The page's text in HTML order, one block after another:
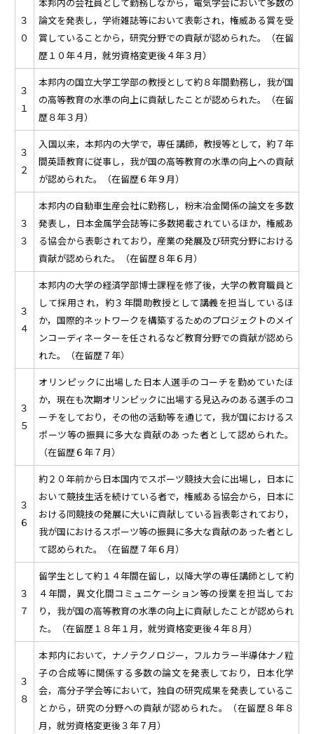
３
０
論文を発表し，学術雑誌等において表彰され，権威ある賞を受
賞していることから，研究分野での貢献が認められた。（在留
歴１０年４月，就労資格変更後４年３月）
３
１
本邦内の国立大学工学部の教授として約８年間勤務し，我が国
の高等教育の水準の向上に貢献したことが認められた。（在留
歴８年３月）
３
２
入国以来，本邦内の大学で，専任講師，教授等として，約７年
間英語教育に従事し，我が国の高等教育の水準の向上への貢献
が認められた。（在留歴６年９月）
３
３
本邦内の自動車生産会社に勤務し，粉末冶金関係の論文を多数
発表し，日本金属学会誌等に多数掲載されているほか，権威あ
る協会から表彰されており，産業の発展及び研究分野における
貢献が認められた。（在留歴８年６月）
３
４
本邦内の大学の経済学部博士課程を修了後，大学の教育職員と
して採用され，約３年間助教授として講義を担当しているほ
か，国際的ネットワークを構築するためのプロジェクトのメイ
ンコーディネーターを任されるなど教育分野での貢献が認めら
れた。（在留歴７年）
３
５
オリンピックに出場した日本人選手のコーチを勤めていたほ
か，現在も次期オリンピックに出場する見込みのある選手のコ
ーチをしており，その他の活動等を通じて，我が国におけるス
ポーツ等の振興に多大な貢献のあった者として認められた。
（在留歴６年７月）
３
６
約２０年前から日本国内でスポーツ競技大会に出場し，日本に
おいて競技生活を続けている者で，権威ある協会から，日本に
おける同競技の発展に大いに貢献している旨表彰されており，
我が国におけるスポーツ等の振興に多大な貢献のあった者とし
て認められた。（在留歴７年６月）
３
７
留学生として約１４年間在留し，以降大学の専任講師として約
４年間，異文化間コミュニケーション等の授業を担当してお
り，我が国の高等教育の水準の向上に貢献したことが認められ
た。（在留歴１８年１月，就労資格変更後４年８月）
３
８
本邦内において，ナノテクノロジー，フルカラー半導体ナノ粒
子の合成等に関係する多数の論文を発表しており，日本化学
会，高分子学会等において，独自の研究成果を発表しているこ
とから，研究の分野への貢献が認められた。（在留歴８年８
月，就労資格変更後３年７月）